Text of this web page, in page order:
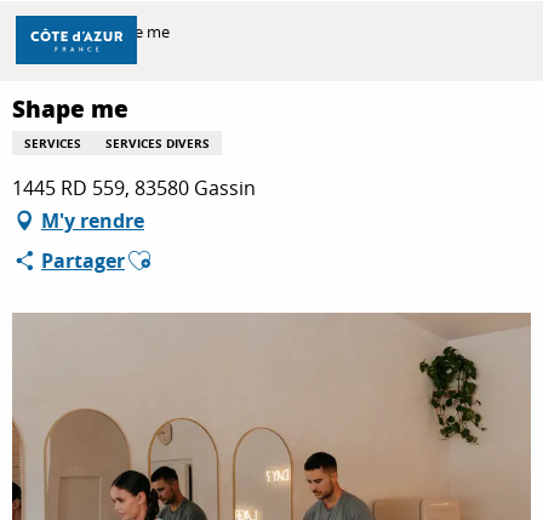
Aller
contenu
principal
DÉCOUVRIR
À FAIRE
SÉJOURNER
Accueil Shape me
Shape me
SERVICES SERVICES DIVERS
1445 RD 559, 83580 Gassin
M'y rendre
PartagerAjouter aux favoris